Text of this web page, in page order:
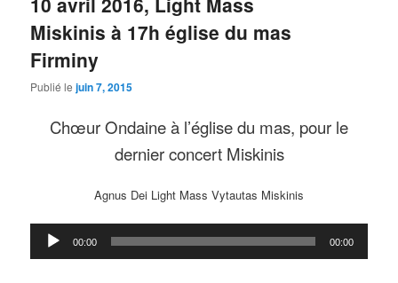
Miskinis à 17h église du mas
Firminy
Publié lejuin 7, 2015
Chœur Ondaine à l’église du mas, pour le
dernier concert Miskinis
Agnus Dei Light Mass Vytautas Miskinis
Lecteur
audio
00:00 00:00